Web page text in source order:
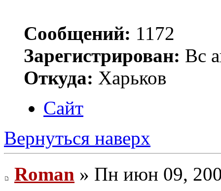
Сообщений: 1172
Зарегистрирован: Вс
Откуда: Харьков
Сайт
Вернуться наверх
Roman » Пн июн 09,